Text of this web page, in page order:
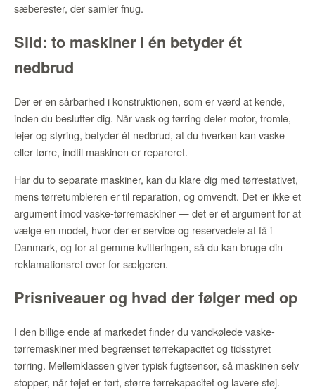
sæberester, der samler fnug.
Slid: to maskiner i én betyder ét
nedbrud
Der er en sårbarhed i konstruktionen, som er værd at kende,
inden du beslutter dig. Når vask og tørring deler motor, tromle,
lejer og styring, betyder ét nedbrud, at du hverken kan vaske
eller tørre, indtil maskinen er repareret.
Har du to separate maskiner, kan du klare dig med tørrestativet,
mens tørretumbleren er til reparation, og omvendt. Det er ikke et
argument imod vaske-tørremaskiner — det er et argument for at
vælge en model, hvor der er service og reservedele at få i
Danmark, og for at gemme kvitteringen, så du kan bruge din
reklamationsret over for sælgeren.
Prisniveauer og hvad der følger med op
I den billige ende af markedet finder du vandkølede vaske-
tørremaskiner med begrænset tørrekapacitet og tidsstyret
tørring. Mellemklassen giver typisk fugtsensor, så maskinen selv
stopper, når tøjet er tørt, større tørrekapacitet og lavere støj.